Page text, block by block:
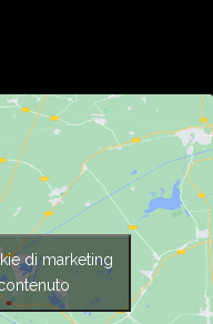
di marketing